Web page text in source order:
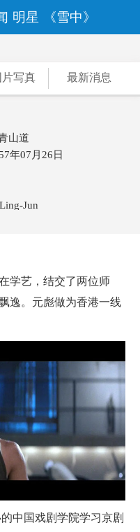
明星 《雪中》
片写真 最新消息
山道
年07月26日
Jun
学艺，结交了两位师
逸。元彪做为香港一线
中国戏剧学院学习京剧